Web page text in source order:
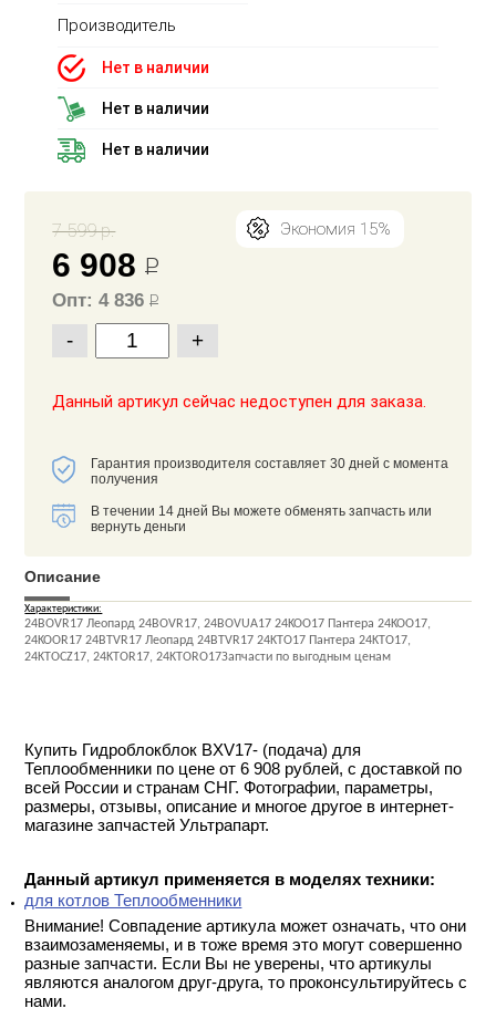
Производитель
Нет в наличии
Нет в наличии
Нет в наличии
7 599 р. Экономия 15%
6 908Р
Опт: 4 836Р
- +
Данный артикул сейчас недоступен для заказа.
Гарантия производителя составляет 30 дней с момента
получения
В течении 14 дней Вы можете обменять запчасть или
вернуть деньги
Описание
Характеристики:
24BOVR17 Леопард 24BOVR17, 24BOVUA17 24KOO17 Пантера 24KOO17,
24KOOR17 24BTVR17 Леопард 24BTVR17 24KTO17 Пантера 24KTO17,
24KTOCZ17, 24KTOR17, 24KTORO17Запчасти по выгодным ценам
Купить Гидроблокблок BXV17- (подача) для
Теплообменники по цене от 6 908 рублей, с доставкой по
всей России и странам СНГ. Фотографии, параметры,
размеры, отзывы, описание и многое другое в интернет-
магазине запчастей Ультрапарт.
Данный артикул применяется в моделях техники:
для котлов Теплообменники
Внимание! Совпадение артикула может означать, что они
взаимозаменяемы, и в тоже время это могут совершенно
разные запчасти. Если Вы не уверены, что артикулы
являются аналогом друг-друга, то проконсультируйтесь с
нами.